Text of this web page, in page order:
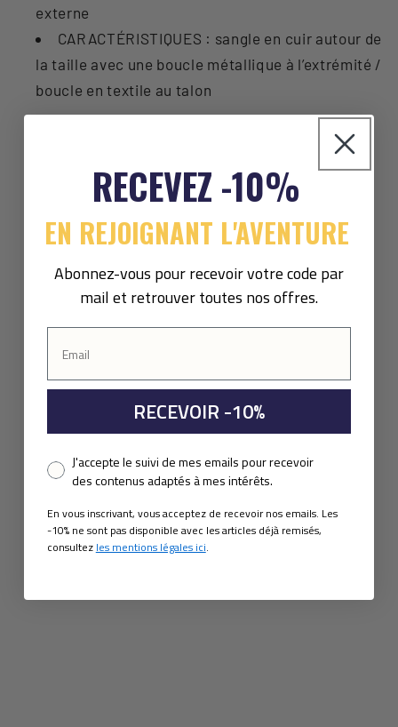
externe
CARACTÉRISTIQUES : sangle en cuir autour de
la taille avec une boucle métallique à l’extrémité /
boucle en textile au talon
RECEVEZ -10%
EN REJOIGNANT L'AVENTURE
Abonnez-vous pour recevoir votre code par
mail et retrouver toutes nos offres.
RECEVOIR -10%
Pixel consent
J'accepte le suivi de mes emails pour recevoir
des contenus adaptés à mes intérêts.
En vous inscrivant, vous acceptez de recevoir nos emails. Les
-10% ne sont pas disponible avec les articles déjà remisés,
consultez les mentions légales ici.